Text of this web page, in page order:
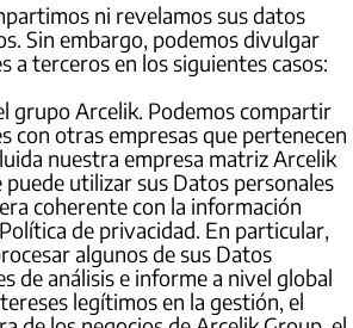
ni revelamos sus datos
Sin embargo, podemos divulgar
a terceros en los siguientes casos:
grupo Arcelik. Podemos compartir
con otras empresas que pertenecen
nuestra empresa matriz Arcelik
puede utilizar sus Datos personales
coherente con la información
de privacidad. En particular,
algunos de sus Datos
de análisis e informe a nivel global
legítimos en la gestión, el